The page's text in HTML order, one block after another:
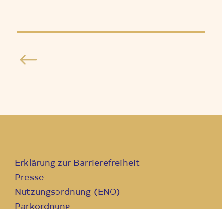
Erklärung zur Barrierefreiheit
Presse
Nutzungsordnung (ENO)
Parkordnung